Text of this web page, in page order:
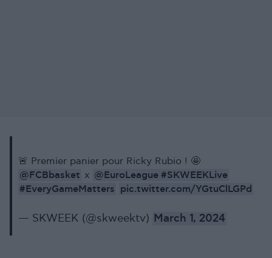
🚨 Premier panier pour Ricky Rubio ! 🤩
@FCBbasket x @EuroLeague #SKWEEKLive
#EveryGameMatters pic.twitter.com/YGtuClLGPd
— SKWEEK (@skweektv) March 1, 2024